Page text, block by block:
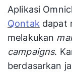
Aplikasi
Qontak dapat
melakukan
campaigns.
berdasarkan